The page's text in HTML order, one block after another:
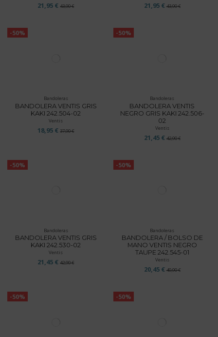
21,95 €43,90 € 21,95 € 43,90 €
-50%
Bandoleras
BANDOLERA VENTIS GRIS
KAKI 242.504-02
Ventis
18,95 €37,90 €
-50%
Bandoleras
BANDOLERA VENTIS
NEGRO GRIS KAKI 242.506-
02
Ventis
21,45 € 42,90 €
-50%
Bandoleras
BANDOLERA VENTIS GRIS
KAKI 242.530-02
Ventis
21,45 €42,90 €
-50%
Bandoleras
BANDOLERA / BOLSO DE
MANO VENTIS NEGRO
TAUPE 242.545-01
Ventis
20,45 € 40,90 €
-50% -50%